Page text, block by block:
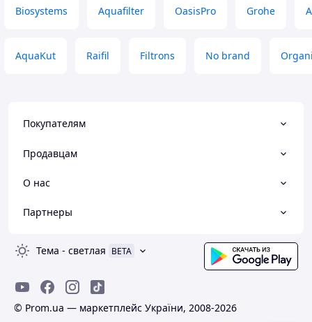
Biosystems Aquafilter OasisPro Grohe
AquaKut Raifil Filtrons No brand
Покупателям
Продавцам
О нас
Партнеры
Тема - светлая BETA
© Prom.ua — маркетплейс України, 2008-2026